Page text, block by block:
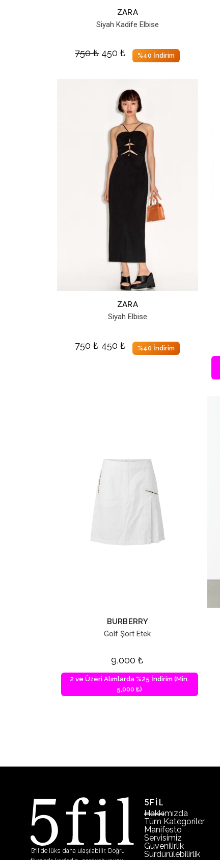
ZARA
Siyah Kadife Elbise
750₺ 450₺ %40 İndirim
ZARA
Siyah Elbise
750₺ 450₺ %40 İndirim
BURBERRY
Golf Şort Etek
9,000₺
2 ve Üzeri Alımlarda %25 İndirim (Min.
5,000 ₺)
5fil’de lüks daha ulaşılabilir. Doğru
5FİL
Hakkımızda
Tüm Kategoriler
Manifesto
Servisimiz
Güvenilirlik
Sürdürülebilirlik